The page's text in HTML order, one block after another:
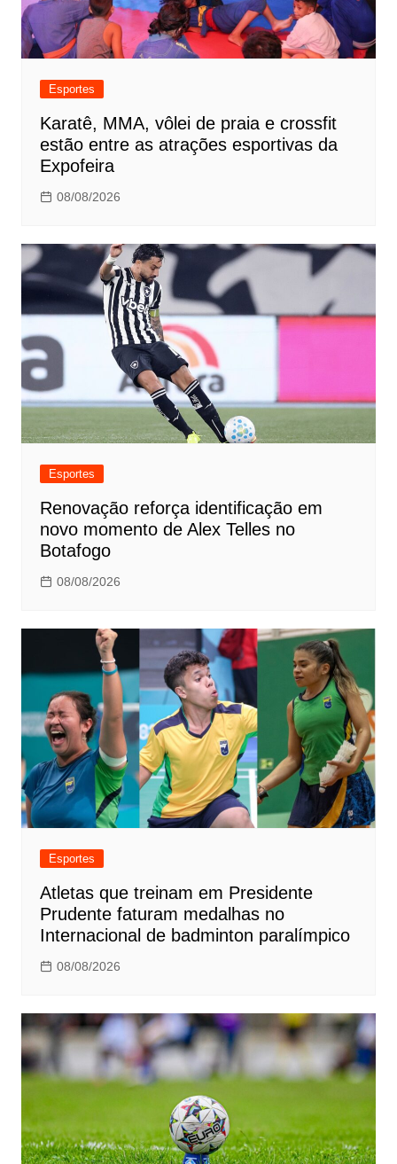
Esportes
Karatê, MMA, vôlei de praia e crossfit
estão entre as atrações esportivas da
Expofeira
08/08/2026
Esportes
Renovação reforça identificação em
novo momento de Alex Telles no
Botafogo
08/08/2026
Esportes
Atletas que treinam em Presidente
Prudente faturam medalhas no
Internacional de badminton paralímpico
08/08/2026